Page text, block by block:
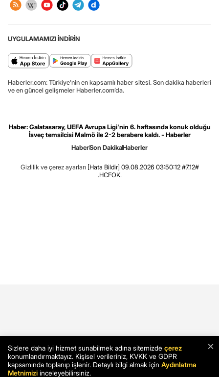
UYGULAMAMIZI İNDİRİN
Haberler.com: Türkiye’nin en kapsamlı haber sitesi. Son dakika haberleri
ve en güncel gelişmeler Haberler.com’da.
Haber: Galatasaray, UEFA Avrupa Ligi'nin 6. haftasında konuk olduğu
İsveç temsilcisi Malmö ile 2-2 berabere kaldı. - Haberler
HaberSon DakikaHaberler
Gizlilik ve çerez ayarları [Hata Bildir] 09.08.2026 03:50:12 #7.12#
.HCFOK.
×
Sizlere daha iyi hizmet sunabilmek adına sitemizde çerez
konumlandırmaktayız. Kişisel verileriniz, KVKK ve GDPR
kapsamında toplanıp işlenir. Detaylı bilgi almak için Aydınlatma
Metnimizi inceleyebilirsiniz.